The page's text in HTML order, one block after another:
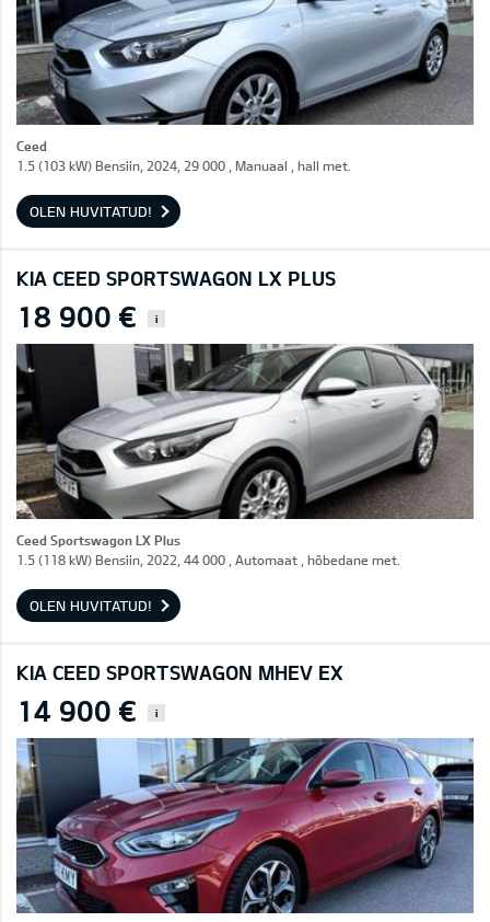
Ceed
1.5 (103 kW) Bensiin, 2024, 29 000 , Manuaal , hall met.
OLEN HUVITATUD!
KIA CEED SPORTSWAGON LX PLUS
18 900 € i
Ceed Sportswagon LX Plus
1.5 (118 kW) Bensiin, 2022, 44 000 , Automaat , hõbedane met.
OLEN HUVITATUD!
KIA CEED SPORTSWAGON MHEV EX
14 900 € i